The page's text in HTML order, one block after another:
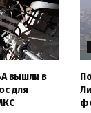
вышли в
для